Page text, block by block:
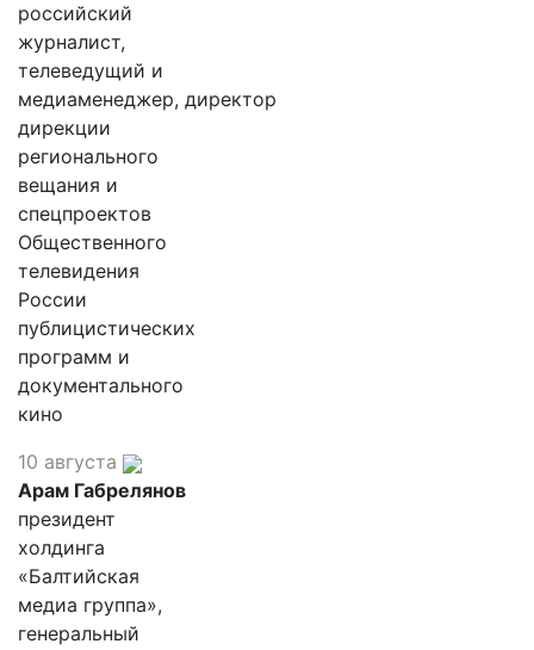
российский
журналист,
телеведущий и
медиаменеджер, директор
дирекции
регионального
вещания и
спецпроектов
Общественного
телевидения
России
публицистических
программ и
документального
кино
10 августа
Арам Габрелянов
президент
холдинга
«Балтийская
медиа группа»,
генеральный